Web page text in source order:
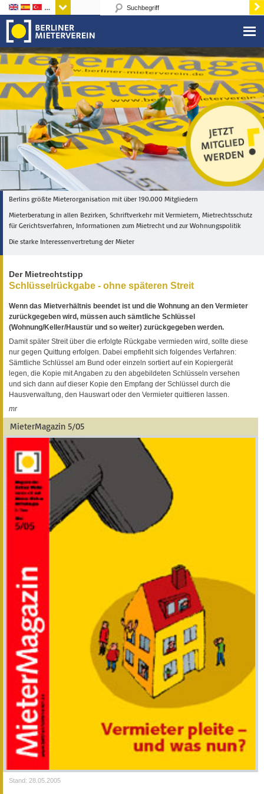
Sprachen
Berlins größte Mieterorganisation mit über 190.000 Mitgliedern
Mieterberatung in allen Bezirken, Schriftverkehr mit Vermietern, Mietrechtsschutz
für Gerichtsverfahren, Informationen zum Mietrecht und zur Wohnungspolitik
Die starke Interessenvertretung der Mieter
Der Mietrechtstipp
Schlüsselrückgabe - ohne späteren Streit
Wenn das Mietverhältnis beendet ist und die Wohnung an den Vermieter
zurückgegeben wird, müssen auch sämtliche Schlüssel
(Wohnung/Keller/Haustür und so weiter) zurückgegeben werden.
Damit später Streit über die erfolgte Rückgabe vermieden wird, sollte diese
nur gegen Quittung erfolgen. Dabei empfiehlt sich folgendes Verfahren:
Sämtliche Schlüssel am Bund oder einzeln sortiert auf ein Kopiergerät
legen, die Kopie mit Angaben zu den abgebildeten Schlüsseln versehen
und sich dann auf dieser Kopie den Empfang der Schlüssel durch die
Hausverwaltung, den Hauswart oder den Vermieter quittieren lassen.
mr
MieterMagazin 5/05
Stand: 28.05.2005